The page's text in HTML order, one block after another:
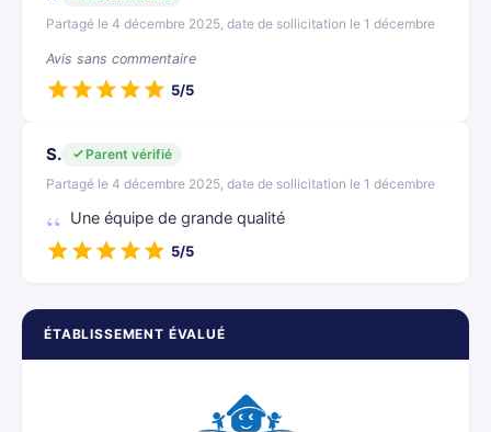
ÉTABLISSEMENT ÉVALUÉ
Partagé le 4 décembre 2025, date de sollicitation le 1 décembre
Avis sans commentaire
5/5
S.
Parent vérifié
Partagé le 4 décembre 2025, date de sollicitation le 1 décembre
Une équipe de grande qualité
5/5